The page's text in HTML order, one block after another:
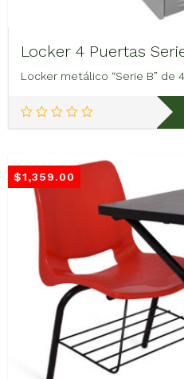
Locker 4 Puertas
Locker metálico “Serie B” de
$1,359.00